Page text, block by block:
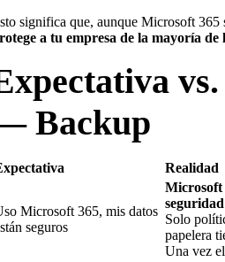
significa que, aunque Microsoft
a tu empresa de la mayoría de
Backup
Realidad
Microsoft 365, mis datos
seguros
Microsoft
Solo
papelera
Una vez